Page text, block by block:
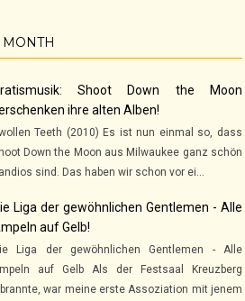
Shoot Down the Moon
ihre alten Alben!
Teeth (2010) Es ist nun einmal so, dass
Down the Moon aus Milwaukee ganz schön
sind. Das haben wir schon vor ei...
Liga der gewöhnlichen Gentlemen - Alle
auf Gelb!
Liga der gewöhnlichen Gentlemen - Alle
auf Gelb Als der Festsaal Kreuzberg
war meine erste Assoziation mit jenem